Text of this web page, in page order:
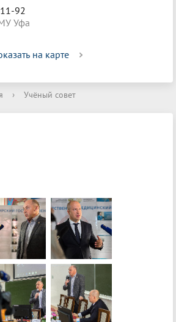
92
Уфа
на карте
› Учёный совет